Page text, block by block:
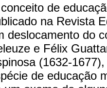
de
na Revista
deslocamento do
e Félix
(1632-
de educação